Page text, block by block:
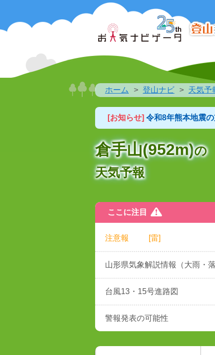
ホーム 登山ナビ 天気予
[お知らせ] 令和8年熊本地震
倉手山(952m)の
天気予報
ここに注目
注意報 [雷]
山形県気象解説情報（大雨・
台風13・15号進路図
警報発表の可能性